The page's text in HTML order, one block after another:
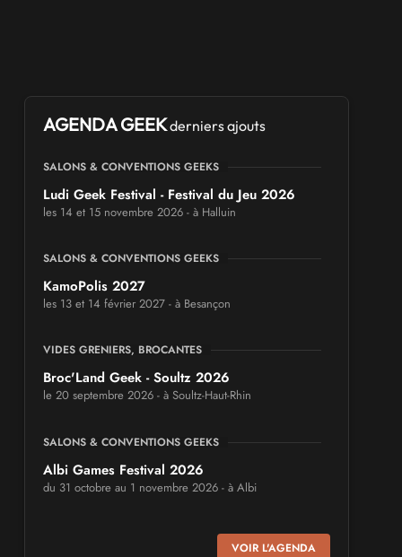
AGENDA GEEKderniers ajouts
SALONS & CONVENTIONS GEEKS
Ludi Geek Festival - Festival du Jeu 2026
les 14 et 15 novembre 2026 - à Halluin
SALONS & CONVENTIONS GEEKS
KamoPolis 2027
les 13 et 14 février 2027 - à Besançon
VIDES GRENIERS, BROCANTES
Broc'Land Geek - Soultz 2026
le 20 septembre 2026 - à Soultz-Haut-Rhin
SALONS & CONVENTIONS GEEKS
Albi Games Festival 2026
du 31 octobre au 1 novembre 2026 - à Albi
SALONS & CONVENTIONS GEEKS
VOIR L'AGENDA